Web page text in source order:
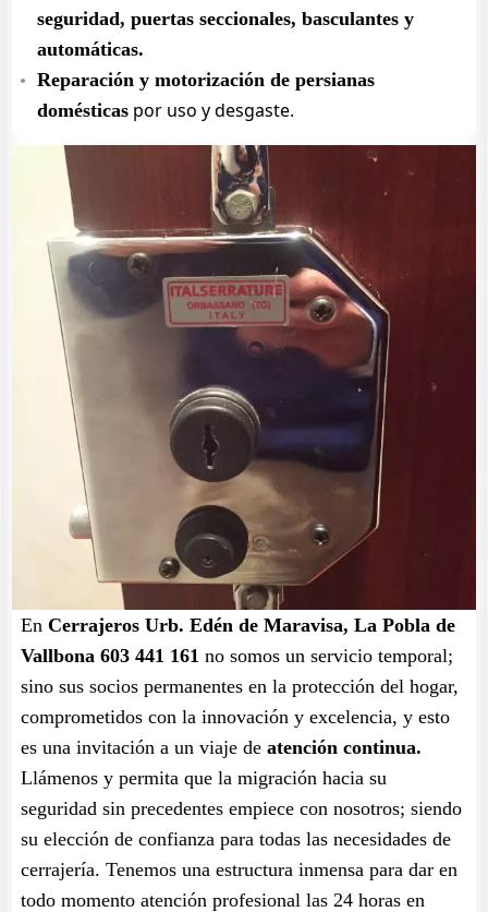
seguridad, puertas seccionales, basculantes y
automáticas.
Reparación y motorización de persianas
domésticas por uso y desgaste.
En Cerrajeros Urb. Edén de Maravisa, La Pobla de
Vallbona 603 441 161 no somos un servicio temporal;
sino sus socios permanentes en la protección del hogar,
comprometidos con la innovación y excelencia, y esto
es una invitación a un viaje de atención continua.
Llámenos y permita que la migración hacia su
seguridad sin precedentes empiece con nosotros; siendo
su elección de confianza para todas las necesidades de
cerrajería. Tenemos una estructura inmensa para dar en
todo momento atención profesional las 24 horas en